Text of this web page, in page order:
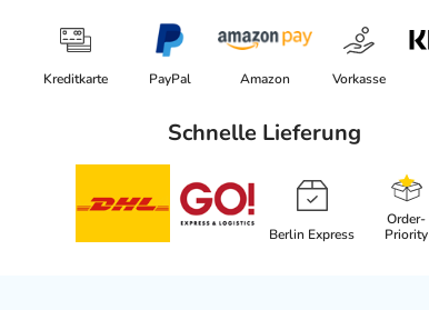
Kreditkarte PayPal Amazon Vorkasse
Schnelle Lieferung
Berlin Express
Order-
Priority